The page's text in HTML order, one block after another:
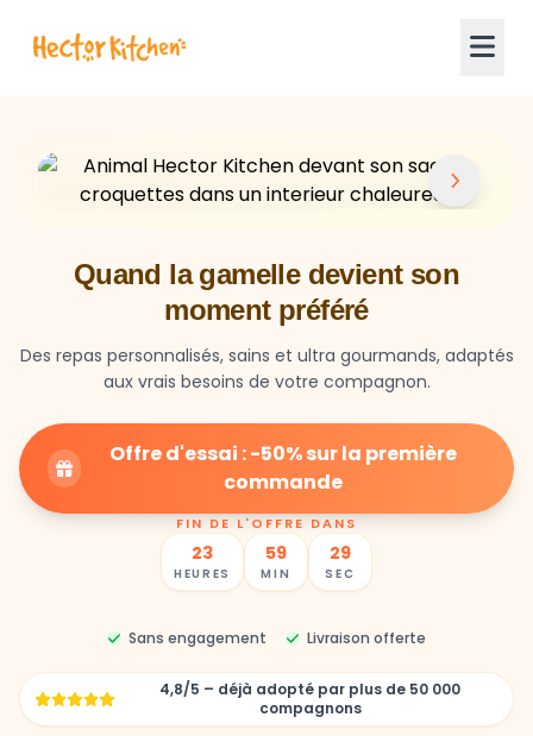
Quand la gamelle devient son
moment préféré
Des repas personnalisés, sains et ultra gourmands, adaptés
aux vrais besoins de votre compagnon.
Offre d'essai : -50% sur la première
commande
FIN DE L'OFFRE DANS
23
HEURES
59
MIN
27
SEC
Sans engagement Livraison offerte
4,8/5 – déjà adopté par plus de 50 000
compagnons